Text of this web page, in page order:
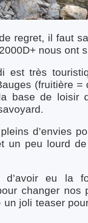
regret, il faut
nous ont
est très
(fruitière =
base de loisir
d’envies
un peu lourd
d’avoir eu la
changer nos
un joli teaser